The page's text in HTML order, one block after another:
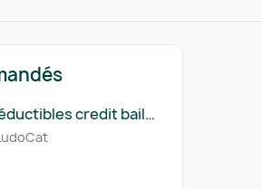
credit bail